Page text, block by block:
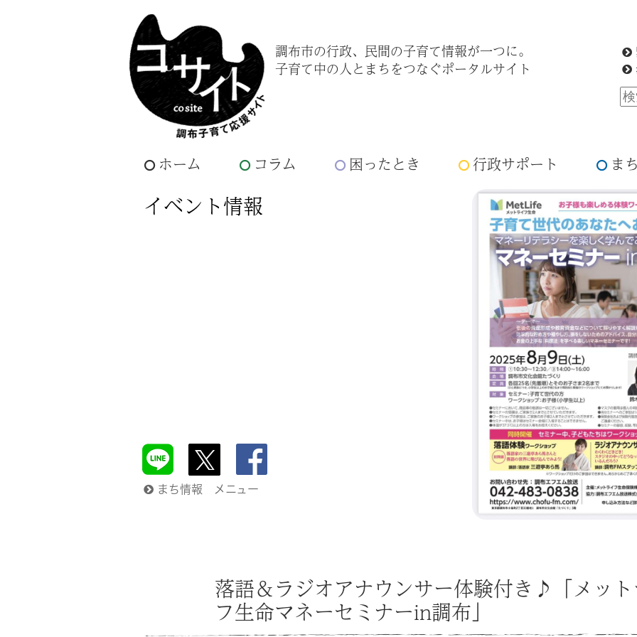
調布市の行政、民間の子育て情報が一つに。
子育て中の人とまちをつなぐポータルサイト
ホーム コラム 困ったとき 行政サポート ま
イベント情報
まち情報 メニュー
落語＆ラジオアナウンサー体験付き♪「メッ
フ生命マネーセミナーin調布」